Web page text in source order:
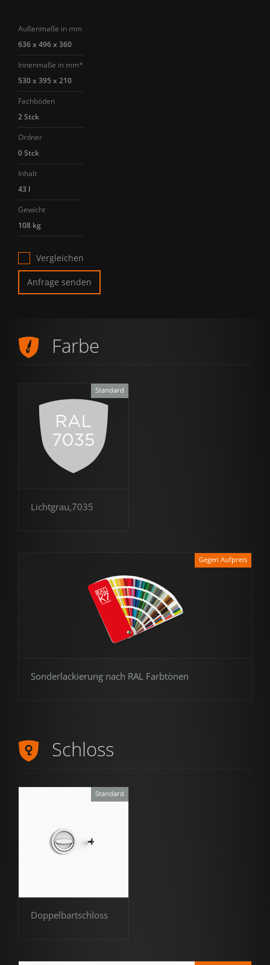
Außenmaße in mm
636 x 496 x 360
Innenmaße in mm*
530 x 395 x 210
Fachböden
2 Stck
Ordner
0 Stck
Inhalt
43 l
Gewicht
108 kg
Vergleichen
Anfrage senden
Farbe
Standard
Lichtgrau,7035
Gegen Aufpreis
Sonderlackierung nach RAL Farbtönen
Schloss
Standard
Doppelbartschloss